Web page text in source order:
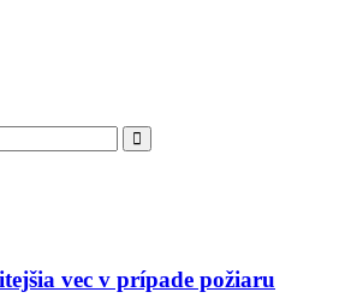
vec v prípade požiaru